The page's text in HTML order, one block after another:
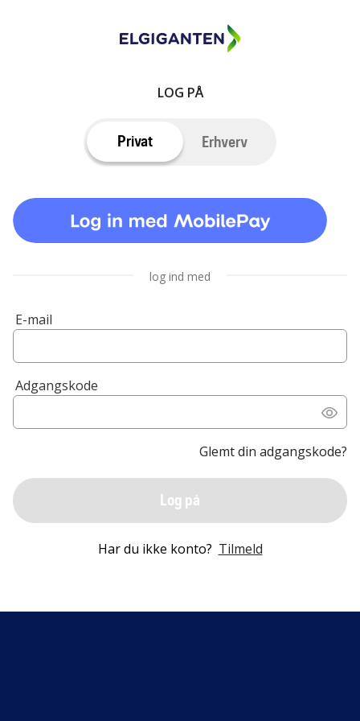
LOG PÅ
Privat Erhverv
log ind med
E-mail
Adgangskode
Glemt din adgangskode?
Log på
Har du ikke konto? Tilmeld